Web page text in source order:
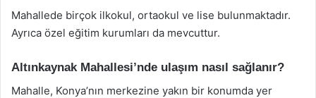
Mahallede birçok ilkokul, ortaokul ve lise bulunmaktadır.
Ayrıca özel eğitim kurumları da mevcuttur.
Altınkaynak Mahallesi’nde ulaşım nasıl sağlanır?
Mahalle, Konya’nın merkezine yakın bir konumda yer